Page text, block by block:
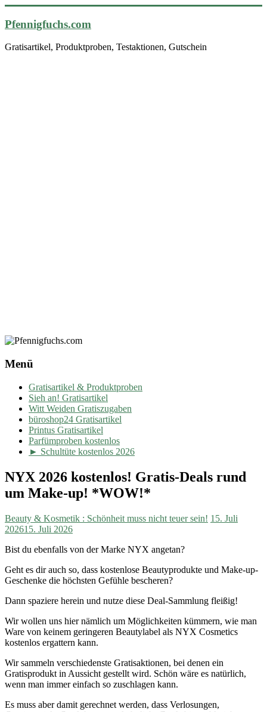
Pfennigfuchs.com
Gratisartikel, Produktproben, Testaktionen, Gutschein
Menü
Gratisartikel & Produktproben
Sieh an! Gratisartikel
Witt Weiden Gratiszugaben
büroshop24 Gratisartikel
Printus Gratisartikel
Parfümproben kostenlos
► Schultüte kostenlos 2026
NYX 2026 kostenlos! Gratis-Deals rund
um Make-up! *WOW!*
Beauty & Kosmetik : Schönheit muss nicht teuer sein! 15. Juli
202615. Juli 2026
Bist du ebenfalls von der Marke NYX angetan?
Geht es dir auch so, dass kostenlose Beautyprodukte und Make-up-
Geschenke die höchsten Gefühle bescheren?
Dann spaziere herein und nutze diese Deal-Sammlung fleißig!
Wir wollen uns hier nämlich um Möglichkeiten kümmern, wie man
Ware von keinem geringeren Beautylabel als NYX Cosmetics
kostenlos ergattern kann.
Wir sammeln verschiedenste Gratisaktionen, bei denen ein
Gratisprodukt in Aussicht gestellt wird. Schön wäre es natürlich,
wenn man immer einfach so zuschlagen kann.
Es muss aber damit gerechnet werden, dass Verlosungen,